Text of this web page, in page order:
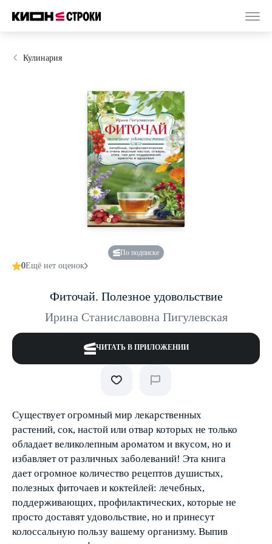
Кулинария
По подписке
0Ещё нет оценок
Фиточай. Полезное удовольствие
Ирина Станиславовна Пигулевская
ЧИТАТЬ В ПРИЛОЖЕНИИ
Существует огромный мир лекарственных
растений, сок, настой или отвар которых не только
обладает великолепным ароматом и вкусом, но и
избавляет от различных заболеваний! Эта книга
дает огромное количество рецептов душистых,
полезных фиточаев и коктейлей: лечебных,
поддерживающих, профилактических, которые не
просто доставят удовольствие, но и принесут
колоссальную пользу вашему организму. Выпив